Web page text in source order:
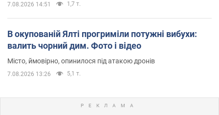
7.08.2026 14:51 1,7 т.
В окупованій Ялті прогриміли потужні вибухи:
валить чорний дим. Фото і відео
Місто, ймовірно, опинилося під атакою дронів
7.08.2026 13:26 5,1 т.